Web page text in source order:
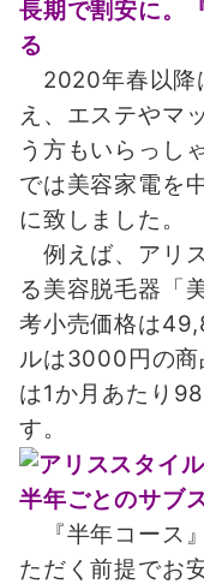
長期で割安に。
る
2020年春以降
え、エステやマ
う方もいらっし
では美容家電を
に致しました。
例えば、アリ
る美容脱毛器「
考小売価格は
ルは3000円の商
は1か月あたり
す。
半年ごとのサブ
『半年コース
ただく前提でお